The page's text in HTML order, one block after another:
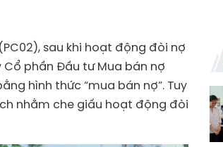
sau khi hoạt động đòi nợ
phần Đầu tư Mua bán nợ
hình thức “mua bán nợ”. Tuy
nhằm che giấu hoạt động đòi